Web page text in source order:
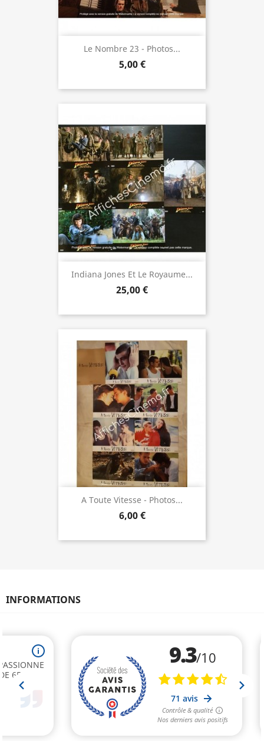
Le Nombre 23 - Photos...
5,00 €
Indiana Jones Et Le Royaume...
25,00 €
A Toute Vitesse - Photos...
6,00 €
INFORMATIONS